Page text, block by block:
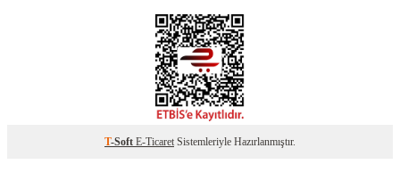
T-Soft E-Ticaret Sistemleriyle Hazırlanmıştır.